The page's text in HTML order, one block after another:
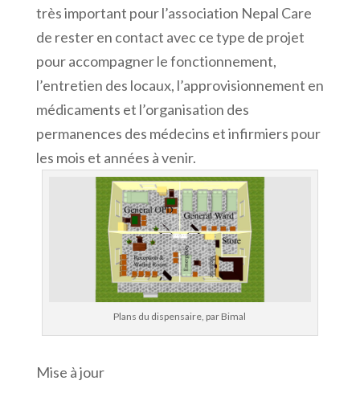
très important pour l’association Nepal Care
de rester en contact avec ce type de projet
pour accompagner le fonctionnement,
l’entretien des locaux, l’approvisionnement en
médicaments et l’organisation des
permanences des médecins et infirmiers pour
les mois et années à venir.
Plans du dispensaire, par Bimal
Mise à jour